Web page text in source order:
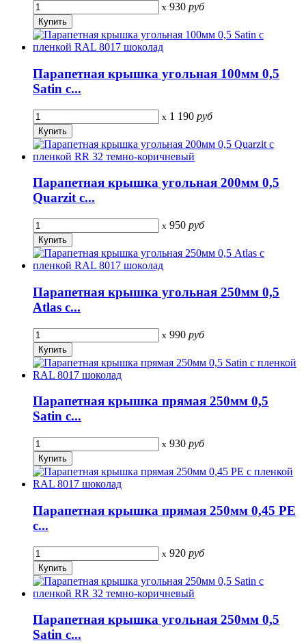
x 930 руб
Парапетная крышка угольная 100мм 0,5
Satin с...
x 1 190 руб
Парапетная крышка угольная 200мм 0,5
Quarzit с...
x 950 руб
Парапетная крышка угольная 250мм 0,5
Atlas с...
x 990 руб
Парапетная крышка прямая 250мм 0,5
Satin с...
x 930 руб
Парапетная крышка прямая 250мм 0,45 PE
с...
x 920 руб
Парапетная крышка угольная 250мм 0,5
Satin с...